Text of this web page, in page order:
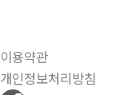
이용약관
개인정보처리방침